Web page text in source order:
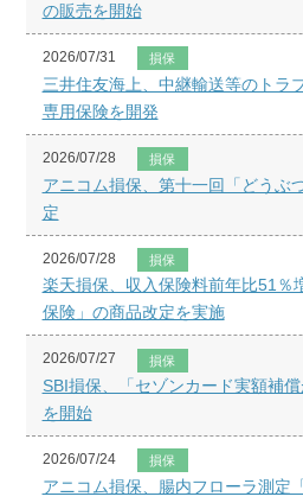
の販売を開始
2026/07/31 損保
三井住友海上、中継輸送等のトラ
専用保険を開発
2026/07/28 損保
アニコム損保、第十一回「どうぶ
定
2026/07/28 損保
楽天損保、収入保険料前年比51％
保険」の商品改定を実施
2026/07/27 損保
SBI損保、「セゾンカード実額補
を開始
2026/07/24 損保
アニコム損保、腸内フローラ測定